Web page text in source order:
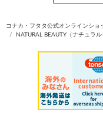
コナカ・フタタ公式オンラインショ
NATURAL BEAUTY（ナチュラル